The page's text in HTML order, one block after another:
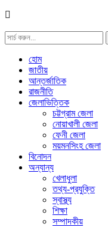
হোম
জাতীয়
আন্তর্জাতিক
রাজনীতি
জেলাভিত্তিক
চট্টগ্রাম জেলা
নোয়াখালী জেলা
ফেনী জেলা
ময়মনসিংহ জেলা
বিনোদন
অন্যান্য
খেলাধুলা
তথ্য-প্রযুক্তি
স্বাস্থ্য
শিক্ষা
সম্পাদকীয়